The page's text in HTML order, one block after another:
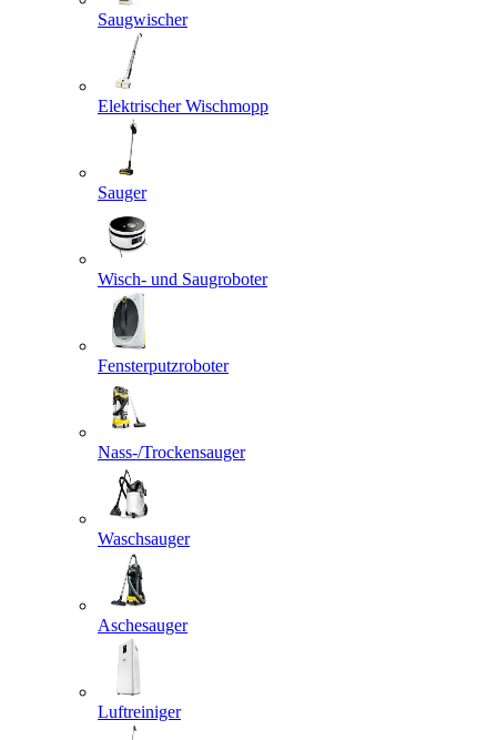
Saugwischer
Elektrischer Wischmopp
Sauger
Wisch- und Saugroboter
Fensterputzroboter
Nass-/Trockensauger
Waschsauger
Aschesauger
Luftreiniger